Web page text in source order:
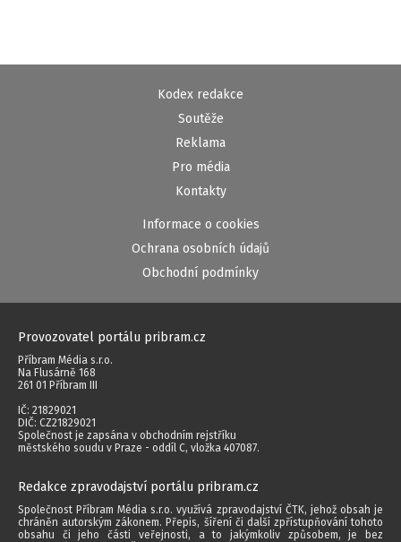
Kodex redakce
Soutěže
Reklama
Pro média
Kontakty
Informace o cookies
Ochrana osobních údajů
Obchodní podmínky
Provozovatel portálu pribram.cz
Příbram Média s.r.o.
Na Flusárně 168
261 01 Příbram III
IČ: 21829021
DIČ: CZ21829021
Společnost je zapsána v obchodním rejstříku
městského soudu v Praze - oddíl C, vložka 407087.
Redakce zpravodajství portálu pribram.cz
Společnost Příbram Média s.r.o. využívá zpravodajství ČTK, jehož obsah je
chráněn autorským zákonem. Přepis, šíření či další zpřístupňování tohoto
obsahu či jeho části veřejnosti, a to jakýmkoliv způsobem, je bez